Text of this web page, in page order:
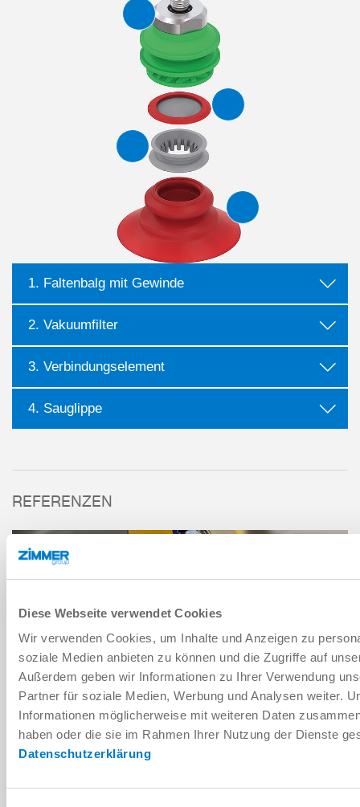
Diese Webseite verwendet Cookies
Wir verwenden Cookies, um Inhalte und Anzeigen zu
soziale Medien anbieten zu können und die Zugriffe auf
Außerdem geben wir Informationen zu Ihrer Verwendung
Partner für soziale Medien, Werbung und Analysen weiter.
Informationen möglicherweise mit weiteren Daten
haben oder die sie im Rahmen Ihrer Nutzung der Dienste
Datenschutzerklärung
1. Faltenbalg mit Gewinde
2. Vakuumfilter
3. Verbindungselement
4. Sauglippe
REFERENZEN
KOMPONENTENREFERENZ
EFFIZIENTE HANDHABUNG VON ZWISCHENLAGEN